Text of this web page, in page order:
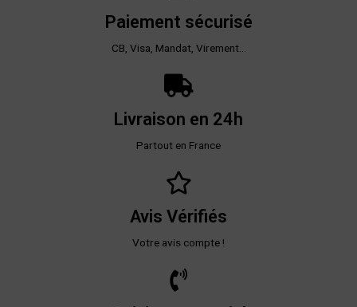
Paiement sécurisé
CB, Visa, Mandat, Virement...
Livraison en 24h
Partout en France
Avis Vérifiés
Votre avis compte !